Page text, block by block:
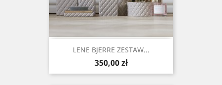
LENE BJERRE ZESTAW...
Cena
350,00 zł